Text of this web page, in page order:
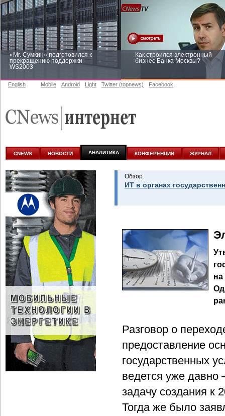
«Mr. Сумкин» подготовился к
прекращению поддержки
WS2003
Как строился электронный
бизнес Банка Москвы?
аналитике
English Mobile Android Light Twitter (topnews) Facebook
CNEWS НОВОСТИ АНАЛИТИКА КОНФЕРЕНЦИИ ЖУРНАЛ
Обзор
ИТ в органах
на
Разговор о
предоставление
государственных
ведется уже давно
задачу создания к
Тогда же было